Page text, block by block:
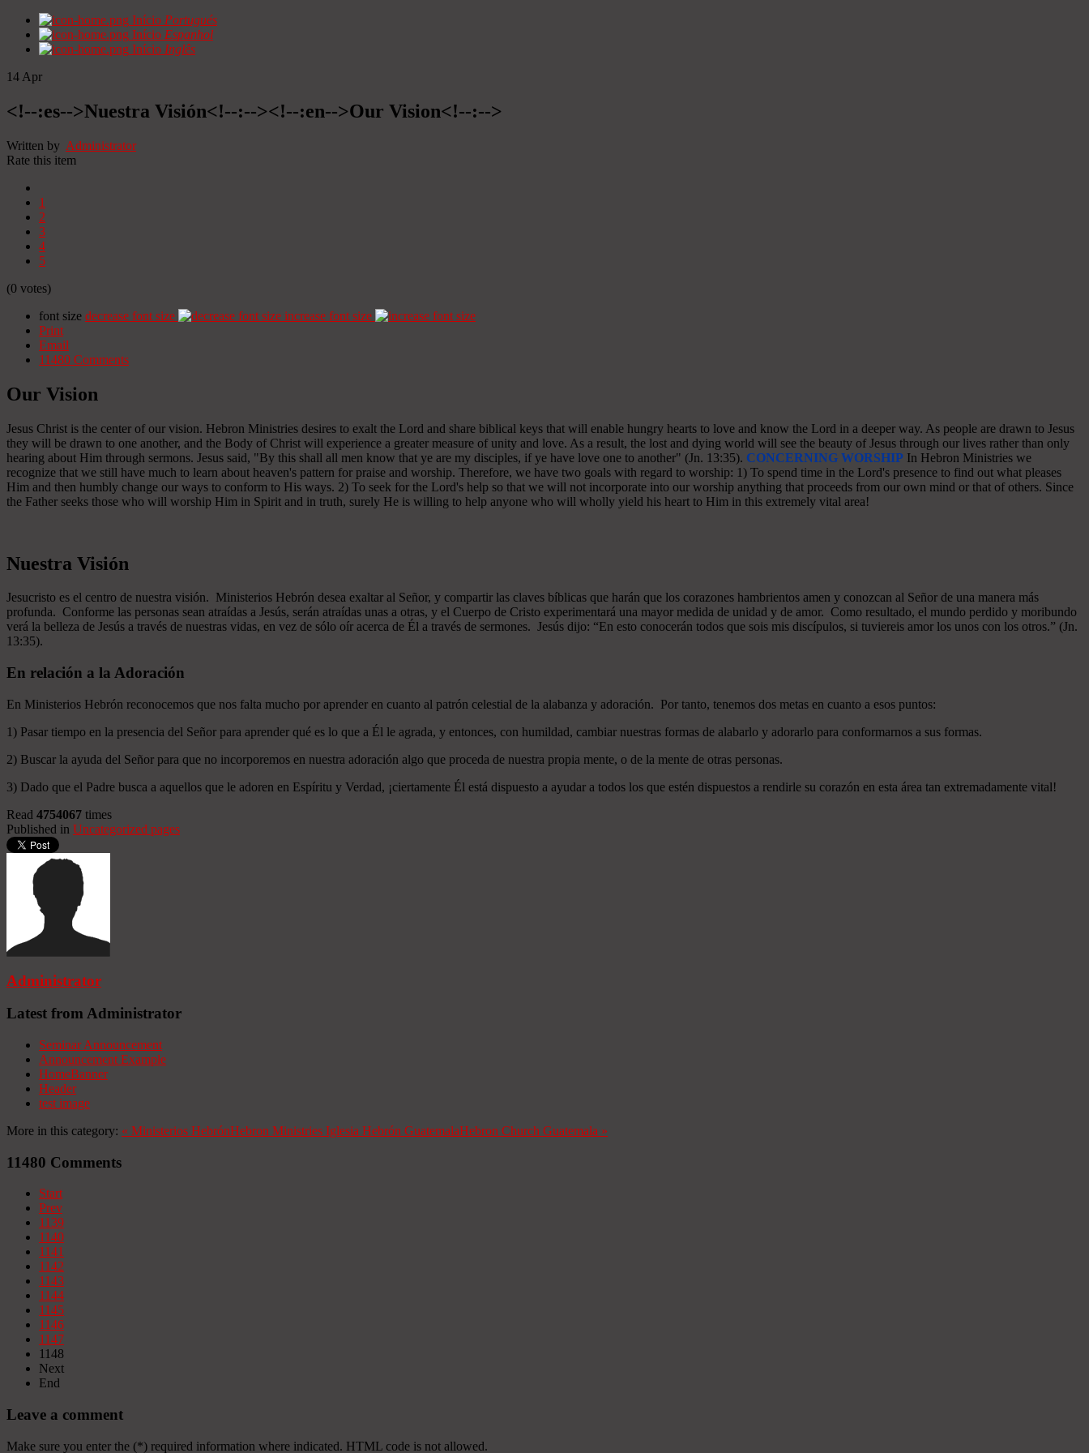
Início Portugués
Início Espanhol
Início Inglês
14 Apr
<!--:es-->Nuestra Visión<!--:--><!--:en-->Our Vision<!--:-->
Written by Administrator
Rate this item
1
2
3
4
5
(0 votes)
font size decrease font size
increase font size
Print
Email
11480 Comments
Our Vision
Jesus Christ is the center of our vision. Hebron Ministries desires to exalt the Lord and share biblical keys that will enable hungry hearts to love and know the Lord in a deeper way. As people are drawn to Jesus
they will be drawn to one another, and the Body of Christ will experience a greater measure of unity and love. As a result, the lost and dying world will see the beauty of Jesus through our lives rather than only
hearing about Him through sermons. Jesus said, "By this shall all men know that ye are my disciples, if ye have love one to another" (Jn. 13:35). CONCERNING WORSHIP In Hebron Ministries we
recognize that we still have much to learn about heaven's pattern for praise and worship. Therefore, we have two goals with regard to worship: 1) To spend time in the Lord's presence to find out what pleases
Him and then humbly change our ways to conform to His ways. 2) To seek for the Lord's help so that we will not incorporate into our worship anything that proceeds from our own mind or that of others. Since
the Father seeks those who will worship Him in Spirit and in truth, surely He is willing to help anyone who will wholly yield his heart to Him in this extremely vital area!
Nuestra Visión
Jesucristo es el centro de nuestra visión. Ministerios Hebrón desea exaltar al Señor, y compartir las claves bíblicas que harán que los corazones hambrientos amen y conozcan al Señor de una manera más
profunda. Conforme las personas sean atraídas a Jesús, serán atraídas unas a otras, y el Cuerpo de Cristo experimentará una mayor medida de unidad y de amor. Como resultado, el mundo perdido y moribundo
verá la belleza de Jesús a través de nuestras vidas, en vez de sólo oír acerca de Él a través de sermones. Jesús dijo: “En esto conocerán todos que sois mis discípulos, si tuviereis amor los unos con los otros.” (Jn.
13:35).
En relación a la Adoración
En Ministerios Hebrón reconocemos que nos falta mucho por aprender en cuanto al patrón celestial de la alabanza y adoración. Por tanto, tenemos dos metas en cuanto a esos puntos:
1) Pasar tiempo en la presencia del Señor para aprender qué es lo que a Él le agrada, y entonces, con humildad, cambiar nuestras formas de alabarlo y adorarlo para conformarnos a sus formas.
2) Buscar la ayuda del Señor para que no incorporemos en nuestra adoración algo que proceda de nuestra propia mente, o de la mente de otras personas.
3) Dado que el Padre busca a aquellos que le adoren en Espíritu y Verdad, ¡ciertamente Él está dispuesto a ayudar a todos los que estén dispuestos a rendirle su corazón en esta área tan extremadamente vital!
Read 4754067 times
Published in Uncategorized pages
Administrator
Latest from Administrator
Seminar Announcement
Announcement Example
HomeBanner
Header
test image
More in this category: « Ministerios HebrónHebron Ministries Iglesia Hebrón GuatemalaHebron Church Guatemala »
11480 Comments
Start
Prev
1139
1140
1141
1142
1143
1144
1145
1146
1147
1148
Next
End
Leave a comment
Make sure you enter the (*) required information where indicated. HTML code is not allowed.